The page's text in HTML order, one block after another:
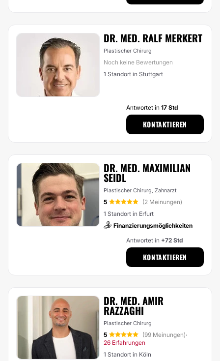
DR. MED. RALF MERKERT
Plastischer Chirurg
Noch keine Bewertungen
1 Standort in Stuttgart
Antwortet in 17 Std
KONTAKTIEREN
DR. MED. MAXIMILIAN
SEIDL
Plastischer Chirurg, Zahnarzt
5
(2 Meinungen)
1 Standort in Erfurt
Finanzierungsmöglichkeiten
Antwortet in +72 Std
KONTAKTIEREN
DR. MED. AMIR
RAZZAGHI
Plastischer Chirurg
5 (99 Meinungen)·
26 Erfahrungen
1 Standort in Köln